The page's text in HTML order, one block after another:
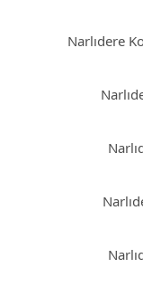
Narlıdere